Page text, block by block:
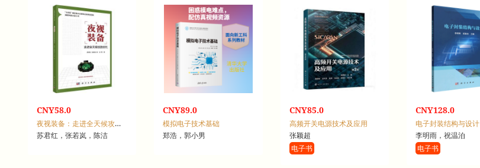
CNY58.0
夜视装备：走进全天候攻防时代
苏君红，张若岚，陈洁
CNY89.0
模拟电子技术基础
郑浩，郭小男
CNY85.0
高频开关电源技术及应用
张颖超
电子书
CNY128.0
电子封装结构与设计
李明雨，祝温泊
电子书